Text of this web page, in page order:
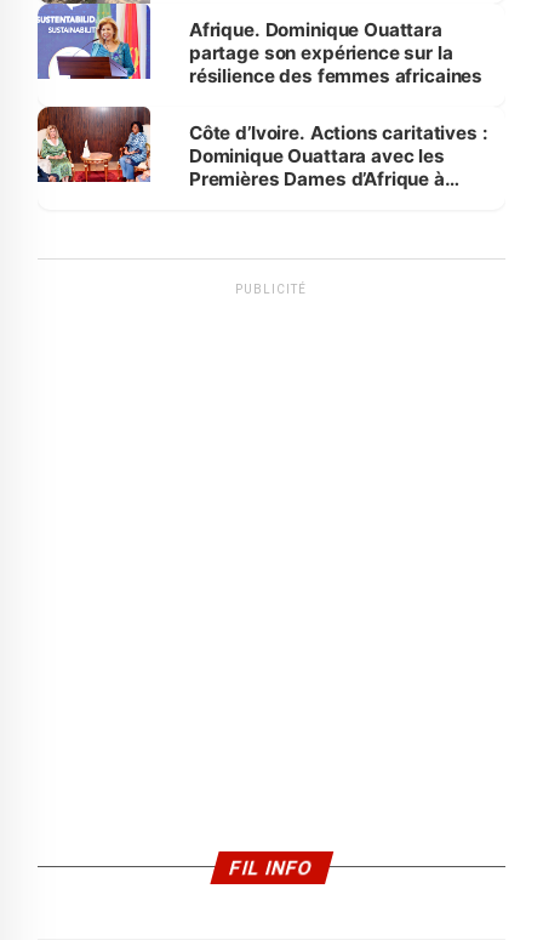
Afrique. Dominique Ouattara
partage son expérience sur la
résilience des femmes africaines
Côte d’Ivoire. Actions caritatives :
Dominique Ouattara avec les
Premières Dames d’Afrique à
PUBLICITÉ
FIL INFO